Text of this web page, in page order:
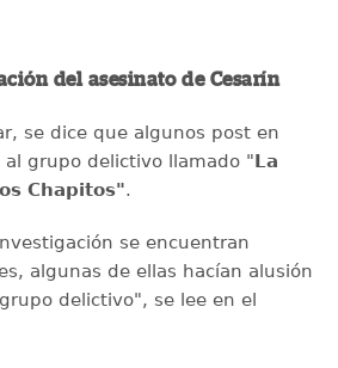
del asesinato de Cesarín
se dice que algunos post en
al grupo delictivo llamado "La
Chapitos".
se encuentran
algunas de ellas hacían alusión
delictivo", se lee en el